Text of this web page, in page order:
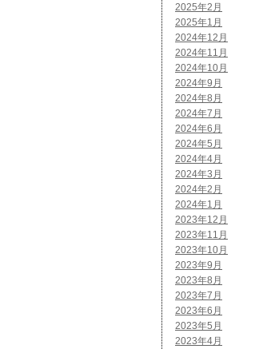
2025年2月
2025年1月
2024年12月
2024年11月
2024年10月
2024年9月
2024年8月
2024年7月
2024年6月
2024年5月
2024年4月
2024年3月
2024年2月
2024年1月
2023年12月
2023年11月
2023年10月
2023年9月
2023年8月
2023年7月
2023年6月
2023年5月
2023年4月